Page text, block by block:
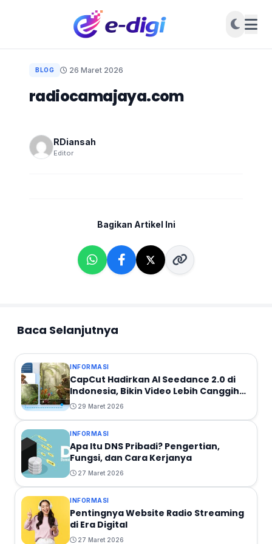
BLOG 26 Maret 2026
radiocamajaya.com
RDiansah
Editor
Bagikan Artikel Ini
Baca Selanjutnya
INFORMASI
CapCut Hadirkan AI Seedance 2.0 di
Indonesia, Bikin Video Lebih Canggih
dan Sinematik
29 Maret 2026
INFORMASI
Apa Itu DNS Pribadi? Pengertian,
Fungsi, dan Cara Kerjanya
27 Maret 2026
INFORMASI
Pentingnya Website Radio Streaming
di Era Digital
27 Maret 2026